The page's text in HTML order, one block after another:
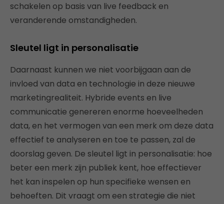
schakelen op basis van live feedback en
veranderende omstandigheden.
Sleutel ligt in personalisatie
Daarnaast kunnen we niet voorbijgaan aan de
invloed van data en technologie in deze nieuwe
marketingrealiteit. Hybride events en live
communicatie genereren enorme hoeveelheden
data, en het vermogen van een merk om deze data
effectief te analyseren en toe te passen, zal de
doorslag geven. De sleutel ligt in personalisatie: hoe
beter een merk zijn publiek kent, hoe effectiever
het kan inspelen op hun specifieke wensen en
behoeften. Dit vraagt om een strategie die niet